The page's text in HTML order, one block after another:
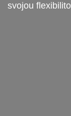
svojou